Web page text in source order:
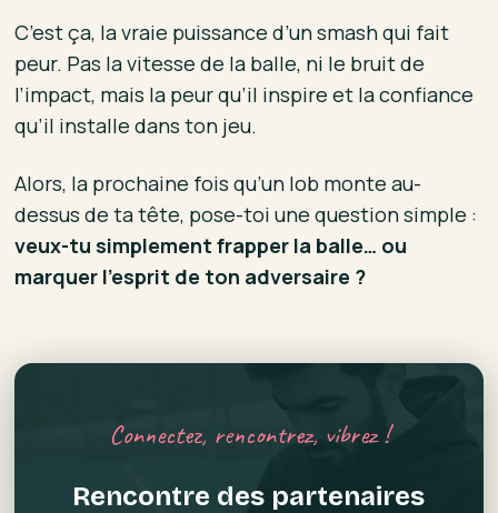
C’est ça, la vraie puissance d’un smash qui fait
peur. Pas la vitesse de la balle, ni le bruit de
l’impact, mais la peur qu’il inspire et la confiance
qu’il installe dans ton jeu.
Alors, la prochaine fois qu’un lob monte au-
dessus de ta tête, pose-toi une question simple :
veux-tu simplement frapper la balle… ou
marquer l’esprit de ton adversaire ?
Connectez, rencontrez, vibrez !
Rencontre des partenaires